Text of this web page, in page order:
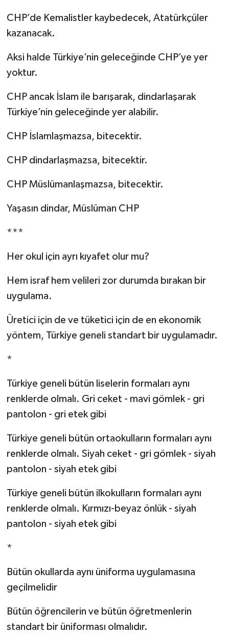
CHP’de Kemalistler kaybedecek, Atatürkçüler
kazanacak.
Aksi halde Türkiye’nin geleceğinde CHP’ye yer
yoktur.
CHP ancak İslam ile barışarak, dindarlaşarak
Türkiye’nin geleceğinde yer alabilir.
CHP İslamlaşmazsa, bitecektir.
CHP dindarlaşmazsa, bitecektir.
CHP Müslümanlaşmazsa, bitecektir.
Yaşasın dindar, Müslüman CHP
***
Her okul için ayrı kıyafet olur mu?
Hem israf hem velileri zor durumda bırakan bir
uygulama.
Üretici için de ve tüketici için de en ekonomik
yöntem, Türkiye geneli standart bir uygulamadır.
*
Türkiye geneli bütün liselerin formaları aynı
renklerde olmalı. Gri ceket - mavi gömlek - gri
pantolon - gri etek gibi
Türkiye geneli bütün ortaokulların formaları aynı
renklerde olmalı. Siyah ceket - gri gömlek - siyah
pantolon - siyah etek gibi
Türkiye geneli bütün ilkokulların formaları aynı
renklerde olmalı. Kırmızı-beyaz önlük - siyah
pantolon - siyah etek gibi
*
Bütün okullarda aynı üniforma uygulamasına
geçilmelidir
Bütün öğrencilerin ve bütün öğretmenlerin
standart bir üniforması olmalıdır.